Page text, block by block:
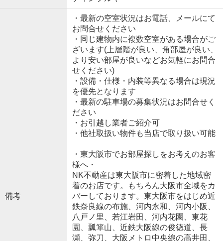
備考
・最新の空室状況はお電話、メールにて
お問合せください
・同じ建物内に複数空室がある場合がご
ざいます(上層階が良い、角部屋が良い、
より安い部屋が良いなどお気軽にお問合
せください)
・設備・仕様・内装等異なる場合は現況
を優先となります
・最新の駐車場の募集状況はお問合せく
ださい
・お引越し業者ご紹介可
・他社取扱い物件も当店で取り扱い可能
・東大阪市でお部屋探しをお考えのお客
様へ・
NK不動産は東大阪市に密着した地域密
着のお店です。もちろん大阪市全域をカ
バーしております。東大阪市をはじめ近
鉄奈良線の布施、河内永和、河内小阪、
八戸ノ里、若江岩田、河内花園、東花
園、瓢箪山、近鉄大阪線の俊徳道、長
瀬、弥刀、大阪メトロ中央線の高井田、